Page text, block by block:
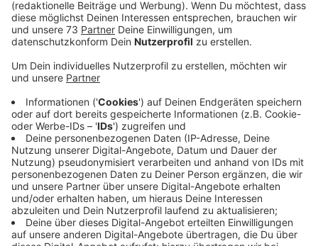
Veröffentlicht:Dienstag, 31.05.2022 06:07
Anzeige
Verkaufen lohne sich nicht
Anzeige
Im Kreis Coesfeld verwüstet ein Erdbeerbauer gerade
seine Ernte, statt sie zu verkaufen. 120.000 Euro
verliert er dadurch. Doch das ist ihm lieber, als von den
Supermärkten schlecht bezahlt zu werden. 1,70 oder